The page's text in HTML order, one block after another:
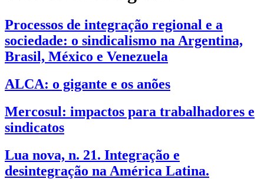
Processos de integração regional e a
sociedade: o sindicalismo na Argentina,
Brasil, México e Venezuela
ALCA: o gigante e os anões
Mercosul: impactos para trabalhadores e
sindicatos
Lua nova, n. 21. Integração e
desintegração na América Latina.